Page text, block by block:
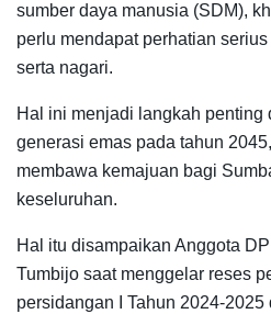
sumber daya manusia (SDM),
perlu mendapat perhatian
serta nagari.
Hal ini menjadi langkah penting
generasi emas pada tahun
membawa kemajuan bagi
keseluruhan.
Hal itu disampaikan Anggota
Tumbijo saat menggelar reses
persidangan I Tahun 2024-